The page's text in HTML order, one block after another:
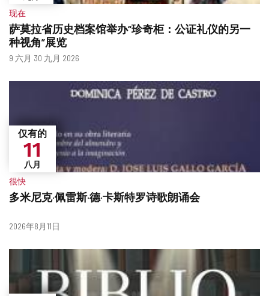
萨莫拉省历史档案馆举办“珍奇柜：公证礼仪的另一
种视角”展览
什
现在
日
9 六月 30 九月 2026
多米尼克·佩雷斯·德·卡斯特罗诗歌朗诵会
仅有的
11
八月
什
很快
日
2026年8月11日